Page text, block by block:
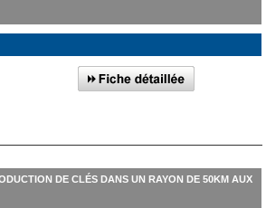
DE CLÉS DANS UN RAYON DE 50KM AUX